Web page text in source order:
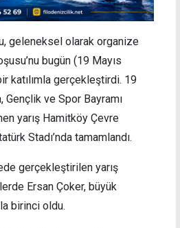
geleneksel olarak organize
bugün (19 Mayıs
katılımla gerçekleştirdi. 19
Gençlik ve Spor Bayramı
yarış Hamitköy Çevre
Stadı’nda tamamlandı.
gerçekleştirilen yarış
Ersan Çoker, büyük
birinci oldu.